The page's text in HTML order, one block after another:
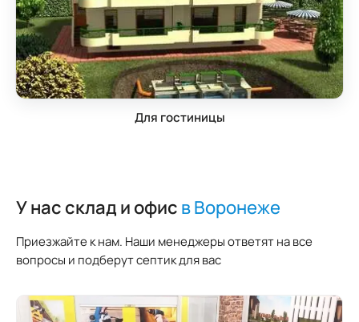
Для гостиницы
У нас склад и офис в Воронеже
Приезжайте к нам. Наши менеджеры ответят на все
вопросы и подберут септик для вас